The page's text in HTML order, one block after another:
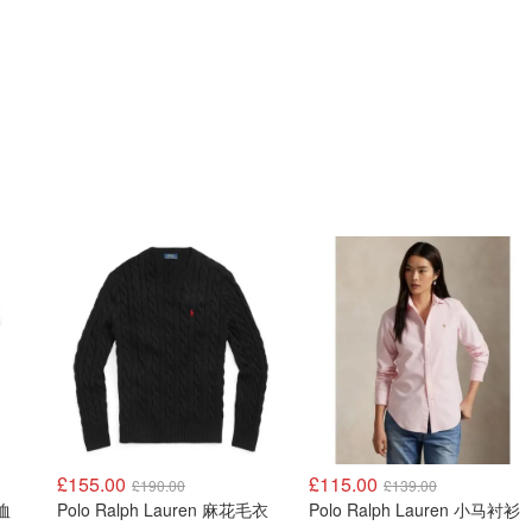
£155.00 £190.00
Polo Ralph Lauren 麻花毛衣
£115.00 £139.00
Polo Ralph Lauren 小马衬衫